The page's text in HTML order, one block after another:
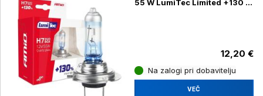
55 W LumiTec Limited +130 %
12,20 €
Na zalogi pri dobavitelju
VEČ